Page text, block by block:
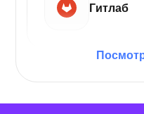
Гитлаб
Код VS